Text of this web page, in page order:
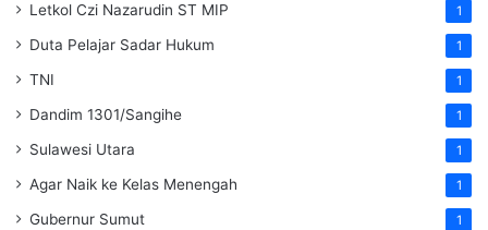
Letkol Czi Nazarudin ST MIP 1
Duta Pelajar Sadar Hukum 1
TNI 1
Dandim 1301/Sangihe 1
Sulawesi Utara 1
Agar Naik ke Kelas Menengah 1
Gubernur Sumut 1